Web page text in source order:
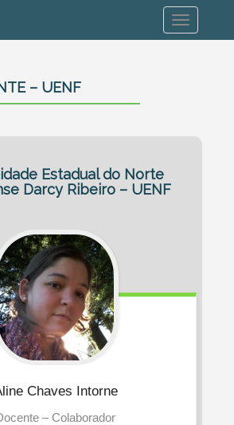
– UENF
Estadual do Norte
Darcy Ribeiro – UENF
Chaves Intorne
– Colaborador